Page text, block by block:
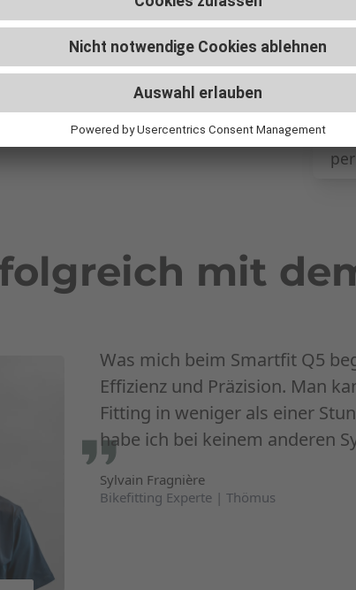
mit
Was mich beim Smartfit Q5
Effizienz und Präzision. Man
Fitting in weniger als einer
habe ich bei keinem anderen
Sylvain Fragnière
Bikefitting Experte | Thömus